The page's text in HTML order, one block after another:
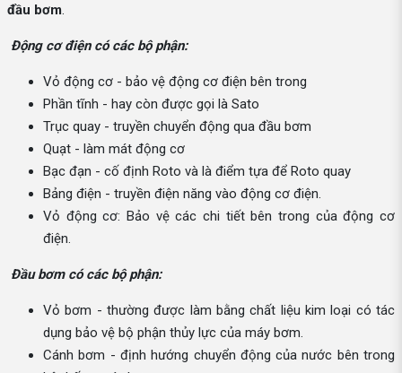
đầu bơm
Động cơ điện có các bộ phận:
Vỏ động cơ - bảo vệ động cơ điện bên trong
Phần tĩnh - hay còn được gọi là Sato
Trục quay - truyền chuyển động qua đầu bơm
Quạt - làm mát động cơ
Bạc đạn - cố định Roto và là điểm tựa để Roto quay
Bảng điện - truyền điện năng vào động cơ điện.
Vỏ động cơ: Bảo vệ các chi tiết bên trong của động cơ
điện.
Đầu bơm có các bộ phận:
Vỏ bơm - thường được làm bằng chất liệu kim loại có tác
dụng bảo vệ bộ phận thủy lực của máy bơm.
Cánh bơm - định hướng chuyển động của nước bên trong